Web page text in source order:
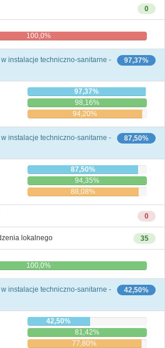
0
100,0%
97,37%
instalacje techniczno-sanitarne -
97,37%
98,16%
94,20%
87,50%
instalacje techniczno-sanitarne -
87,50%
94,35%
88,08%
0
35
lokalnego
100,0%
42,50%
instalacje techniczno-sanitarne -
42,50%
81,42%
77,80%